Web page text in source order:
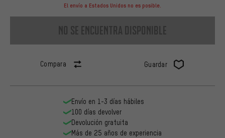
El envío a Estados Unidos no es posible.
no se encuentra disponible
Compara Guardar
Envío en 1-3 días hábiles
100 días devolver
Devolución gratuita
Más de 25 años de experiencia